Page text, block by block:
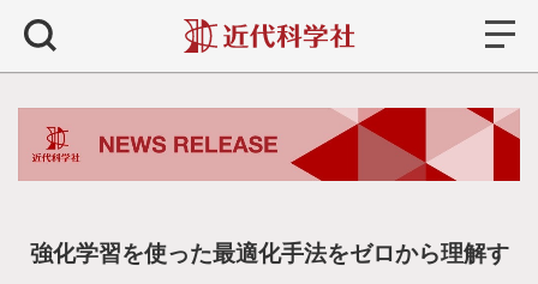
強化学習を使った最適化手法をゼロから理解す